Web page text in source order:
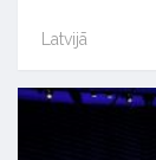
Latvijā